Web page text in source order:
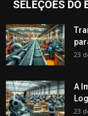
SELEÇÕES DO
23
A
23